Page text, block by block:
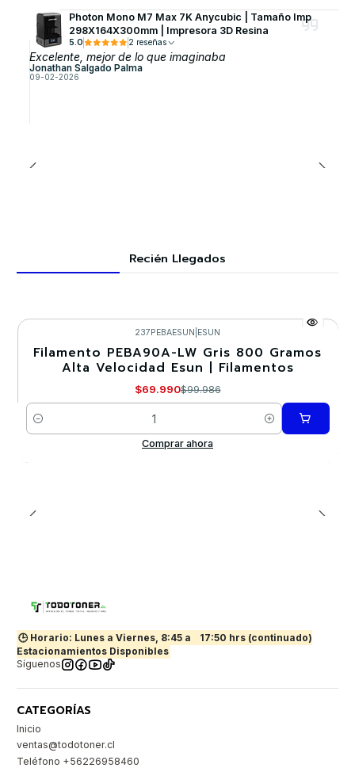
Photon Mono M7 Max 7K Anycubic | Tamaño Imp
298X164X300mm | Impresora 3D Resina
5.0 2 reseñas
Excelente, mejor de lo que imaginaba
Jonathan Salgado Palma
09-02-2026
Recién Llegados
-30%
237PEBAESUN ESUN
Filamento PEBA90A-LW Gris 800 Gramos
Alta Velocidad Esun | Filamentos
$69.990$99.986
Cantidad
Comprar ahora
🕒 Horario: Lunes a Viernes, 8:45 a
17:50 hrs (continuado)
Estacionamientos Disponibles
Síguenos
CATEGORÍAS
Inicio
ventas@todotoner.cl
Teléfono +56226958460